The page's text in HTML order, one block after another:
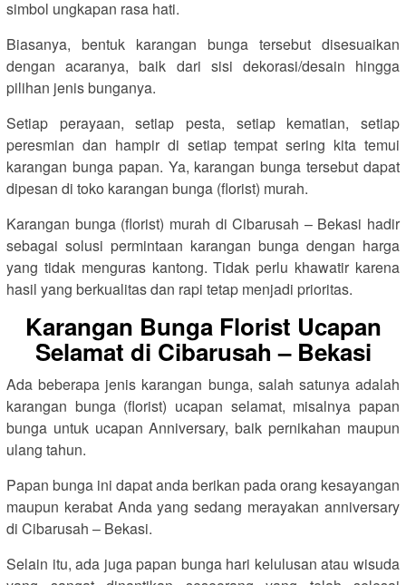
simbol ungkapan rasa hati.
Biasanya, bentuk karangan bunga tersebut disesuaikan
dengan acaranya, baik dari sisi dekorasi/desain hingga
pilihan jenis bunganya.
Setiap perayaan, setiap pesta, setiap kematian, setiap
peresmian dan hampir di setiap tempat sering kita temui
karangan bunga papan. Ya, karangan bunga tersebut dapat
dipesan di toko karangan bunga (florist) murah.
Karangan bunga (florist) murah di Cibarusah – Bekasi hadir
sebagai solusi permintaan karangan bunga dengan harga
yang tidak menguras kantong. Tidak perlu khawatir karena
hasil yang berkualitas dan rapi tetap menjadi prioritas.
Karangan Bunga Florist Ucapan
Selamat di Cibarusah – Bekasi
Ada beberapa jenis karangan bunga, salah satunya adalah
karangan bunga (florist) ucapan selamat, misalnya papan
bunga untuk ucapan Anniversary, baik pernikahan maupun
ulang tahun.
Papan bunga ini dapat anda berikan pada orang kesayangan
maupun kerabat Anda yang sedang merayakan anniversary
di Cibarusah – Bekasi.
Selain itu, ada juga papan bunga hari kelulusan atau wisuda